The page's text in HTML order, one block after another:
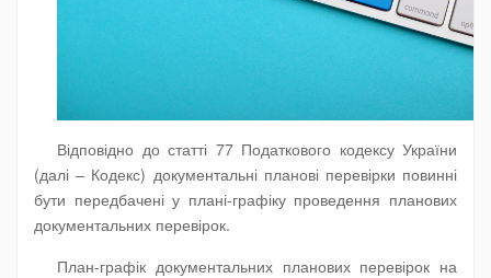
Відповідно до статті 77 Податкового кодексу України
(далі – Кодекс) документальні планові перевірки повинні
бути передбачені у плані-графіку проведення планових
документальних перевірок.
План-графік документальних планових перевірок на